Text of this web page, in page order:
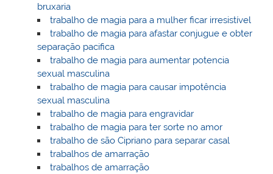
bruxaria
trabalho de magia para a mulher ficar irresistível
trabalho de magia para afastar conjugue e obter
separação pacifica
trabalho de magia para aumentar potencia
sexual masculina
trabalho de magia para causar impotência
sexual masculina
trabalho de magia para engravidar
trabalho de magia para ter sorte no amor
trabalho de são Cipriano para separar casal
trabalhos de amarração
trabalhos de amarração